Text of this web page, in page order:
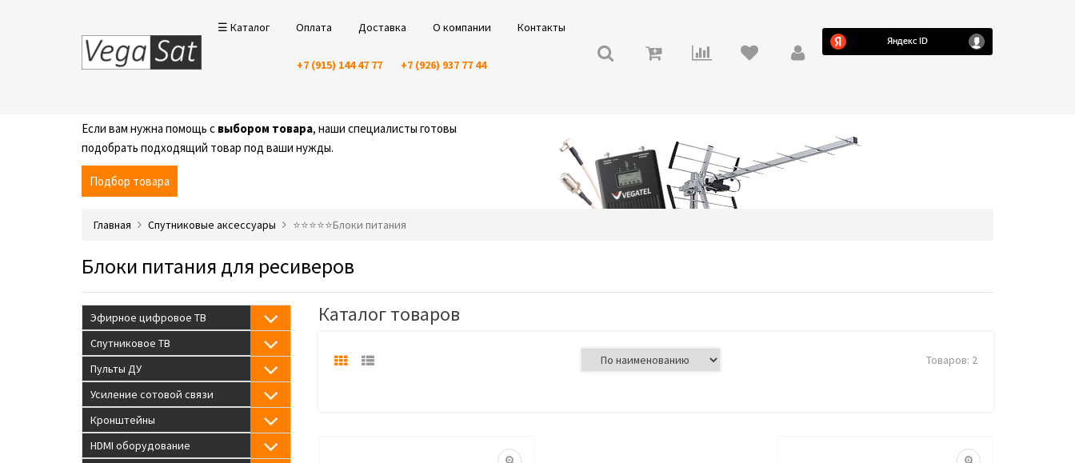
☰ Каталог Оплата Доставка О компании Контакты
+7 (915) 144 47 77 +7 (926) 937 77 44
Если вам нужна помощь с выбором товара, наши специалисты готовы
подобрать подходящий товар под ваши нужды.
Подбор товара
Главная Спутниковые аксессуары ⭐️⭐️⭐️⭐️⭐️Блоки питания
Блоки питания для ресиверов
Эфирное цифровое ТВ
Спутниковое ТВ
Пульты ДУ
Усиление сотовой связи
Кронштейны
HDMI оборудование
Каталог товаров
Товаров: 2